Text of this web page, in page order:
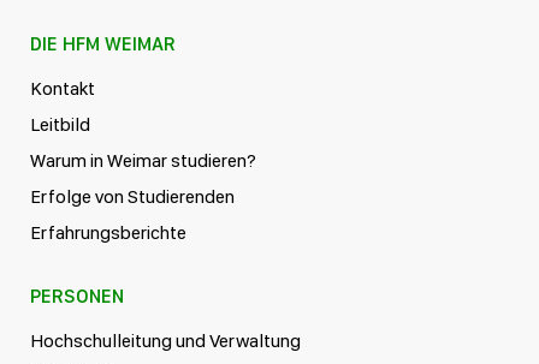
DIE HFM WEIMAR
Kontakt
Leitbild
Warum in Weimar studieren?
Erfolge von Studierenden
Erfahrungsberichte
PERSONEN
Hochschulleitung und Verwaltung